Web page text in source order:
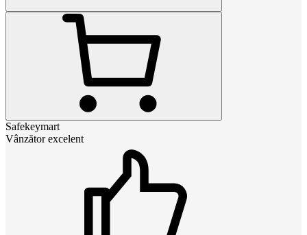
Safekeymart
Vânzător excelent